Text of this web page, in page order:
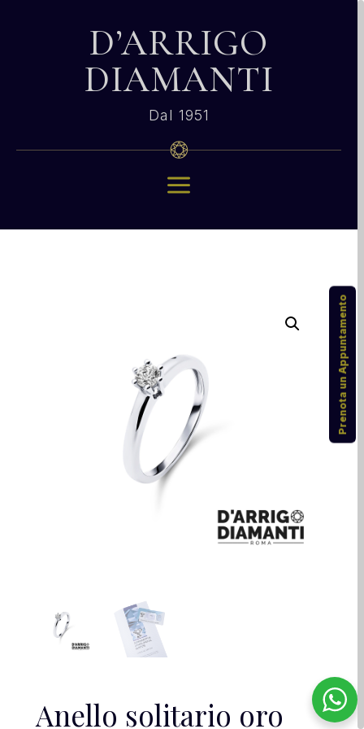
D’ARRIGO
DIAMANTI
Dal 1951
a
Anello solitario oro
Prenota un Appuntamento